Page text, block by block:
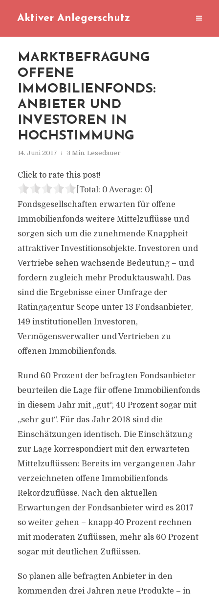
Aktiver Anlegerschutz
MARKTBEFRAGUNG
OFFENE
IMMOBILIENFONDS:
ANBIETER UND
INVESTOREN IN
HOCHSTIMMUNG
14. Juni 2017 3 Min. Lesedauer
Click to rate this post!
[Total: 0 Average: 0]
Fondsgesellschaften erwarten für offene
Immobilienfonds weitere Mittelzuflüsse und
sorgen sich um die zunehmende Knappheit
attraktiver Investitionsobjekte. Investoren und
Vertriebe sehen wachsende Bedeutung – und
fordern zugleich mehr Produktauswahl. Das
sind die Ergebnisse einer Umfrage der
Ratingagentur Scope unter 13 Fondsanbieter,
149 institutionellen Investoren,
Vermögensverwalter und Vertrieben zu
offenen Immobilienfonds.
Rund 60 Prozent der befragten Fondsanbieter
beurteilen die Lage für offene Immobilienfonds
in diesem Jahr mit „gut“, 40 Prozent sogar mit
„sehr gut“. Für das Jahr 2018 sind die
Einschätzungen identisch. Die Einschätzung
zur Lage korrespondiert mit den erwarteten
Mittelzuflüssen: Bereits im vergangenen Jahr
verzeichneten offene Immobilienfonds
Rekordzuflüsse. Nach den aktuellen
Erwartungen der Fondsanbieter wird es 2017
so weiter gehen – knapp 40 Prozent rechnen
mit moderaten Zuflüssen, mehr als 60 Prozent
sogar mit deutlichen Zuflüssen.
So planen alle befragten Anbieter in den
kommenden drei Jahren neue Produkte – in